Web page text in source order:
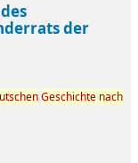
der
Geschichte nach